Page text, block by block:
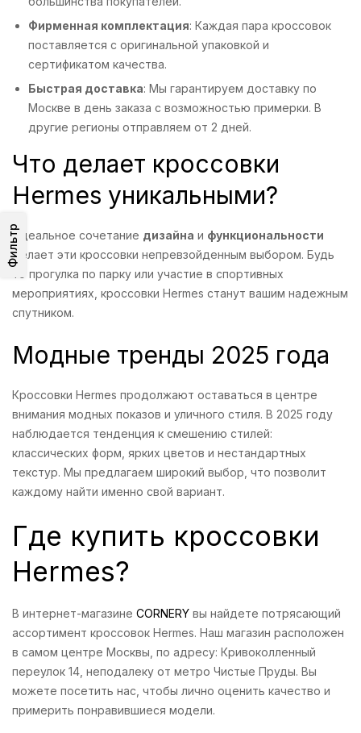
Фильтр
Фирменная комплектация: Каждая пара кроссовок
поставляется с оригинальной упаковкой и
сертификатом качества.
Быстрая доставка: Мы гарантируем доставку по
Москве в день заказа с возможностью примерки. В
другие регионы отправляем от 2 дней.
Что делает кроссовки
Hermes уникальными?
Идеальное сочетание дизайна и функциональности
делает эти кроссовки непревзойденным выбором. Будь
то прогулка по парку или участие в спортивных
мероприятиях, кроссовки Hermes станут вашим надежным
спутником.
Модные тренды 2025 года
Кроссовки Hermes продолжают оставаться в центре
внимания модных показов и уличного стиля. В 2025 году
наблюдается тенденция к смешению стилей:
классических форм, ярких цветов и нестандартных
текстур. Мы предлагаем широкий выбор, что позволит
каждому найти именно свой вариант.
Где купить кроссовки
Hermes?
В интернет-магазине CORNERY вы найдете потрясающий
ассортимент кроссовок Hermes. Наш магазин расположен
в самом центре Москвы, по адресу: Кривоколленный
переулок 14, неподалеку от метро Чистые Пруды. Вы
можете посетить нас, чтобы лично оценить качество и
примерить понравившиеся модели.